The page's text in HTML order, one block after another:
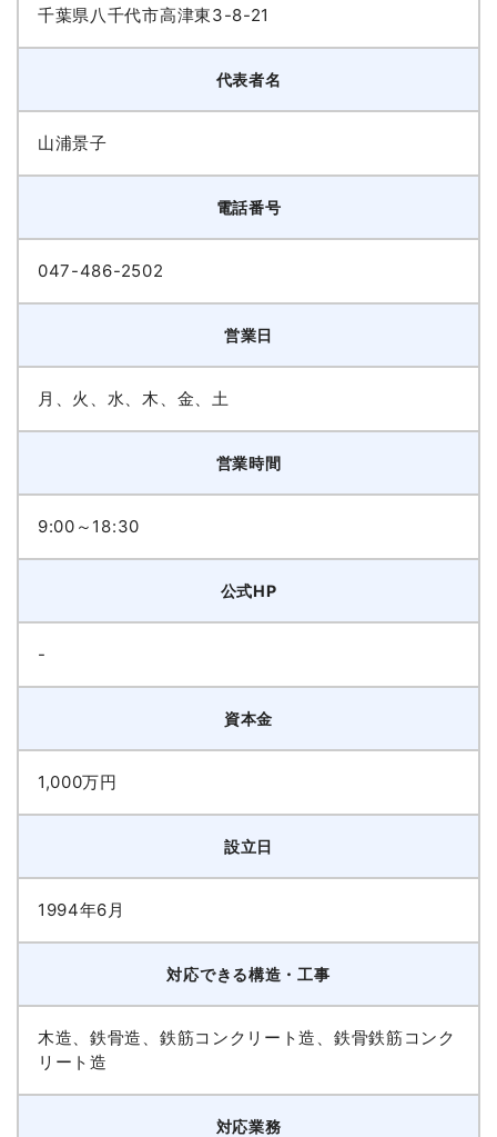
千葉県八千代市高津東3-8-21
代表者名
山浦景子
電話番号
047-486-2502
営業日
月、火、水、木、金、土
営業時間
9:00～18:30
公式HP
-
資本金
1,000万円
設立日
1994年6月
対応できる構造・工事
木造、鉄骨造、鉄筋コンクリート造、鉄骨鉄筋コンク
リート造
対応業務